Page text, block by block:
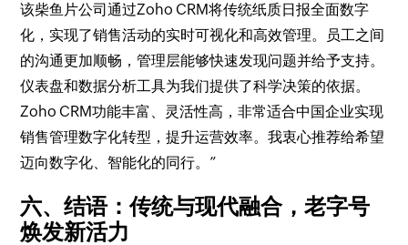
该柴鱼片公司通过Zoho CRM将传统纸质日报全面数字
化，实现了销售活动的实时可视化和高效管理。员工之间
的沟通更加顺畅，管理层能够快速发现问题并给予支持。
仪表盘和数据分析工具为我们提供了科学决策的依据。
Zoho CRM功能丰富、灵活性高，非常适合中国企业实现
销售管理数字化转型，提升运营效率。我衷心推荐给希望
迈向数字化、智能化的同行。”
六、结语：传统与现代融合，老字号
焕发新活力